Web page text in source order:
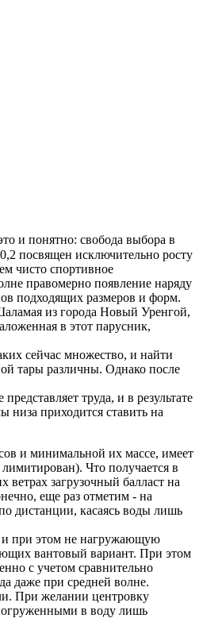
и понятно: свобода выбора в
посвящен исключительно росту
чисто спортивное
правомерно появление наряду
подходящих размеров и форм.
из города Новый Уренгой,
в этот парусник,
сейчас множество, и найти
тары различны. Однако после
труда, и в результате
приходится ставить на
и минимальной их массе, имеет
Что получается в
загрузочный балласт на
еще раз отметим - на
дистанции, касаясь воды лишь
и при этом не нагружающую
вантовый вариант. При этом
с учетом сравнительно
даже при средней волне.
При желании центровку
в воду лишь